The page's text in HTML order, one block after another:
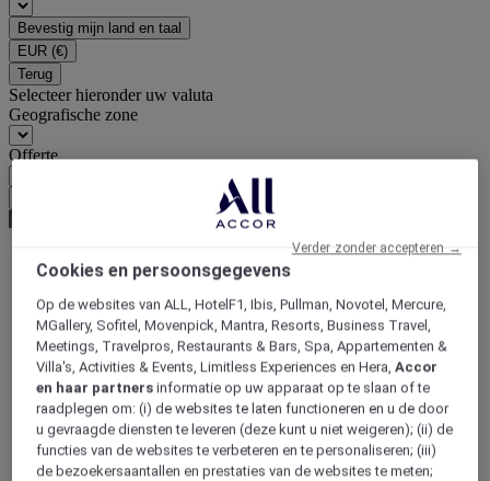
Bevestig mijn land en taal
EUR (€)
Terug
Selecteer hieronder uw valuta
Geografische zone
Offerte
Europe
Netherlands
Cookies en persoonsgegevens
Op de websites van ALL, HotelF1, Ibis, Pullman, Novotel, Mercure,
MGallery, Sofitel, Movenpick, Mantra, Resorts, Business Travel,
Meetings, Travelpros, Restaurants & Bars, Spa, Appartementen &
Villa's, Activities & Events, Limitless Experiences en Hera,Accor
en haar partners informatie op uw apparaat op te slaan of te
raadplegen om: (i) de websites te laten functioneren en u de door
u gevraagde diensten te leveren (deze kunt u niet weigeren); (ii) de
functies van de websites te verbeteren en te personaliseren; (iii)
de bezoekersaantallen en prestaties van de websites te meten;
Verder zonder accepteren →